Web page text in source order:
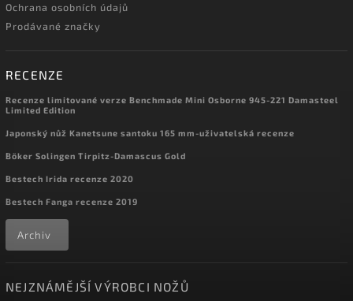
Ochrana osobních údajů
Prodávané značky
RECENZE
Recenze limitované verze Benchmade Mini Osborne 945-221 Damasteel
Limited Edition
Japonský nůž Kanetsune santoku 165 mm-uživatelská recenze
Böker Solingen Tirpitz-Damascus Gold
Bestech Irida recenze 2020
Bestech Fanga recenze 2019
Archiv
NEJZNÁMĚJŠÍ VÝROBCI NOŽŮ